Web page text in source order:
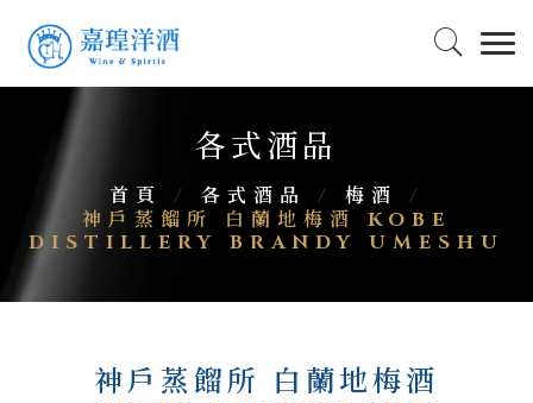
各式酒品
首頁 / 各式酒品 / 梅酒
/
神戶蒸餾所 白蘭地梅酒 KOBE
DISTILLERY BRANDY UMESHU
神戶蒸餾所 白蘭地梅酒